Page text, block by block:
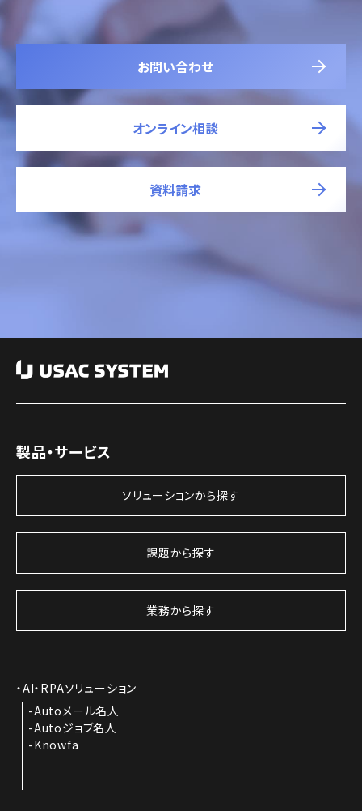
お問い合わせ
オンライン相談
資料請求
製品・サービス
ソリューションから探す
課題から探す
業務から探す
AI・RPAソリューション
Autoメール名人
Autoジョブ名人
Knowfa